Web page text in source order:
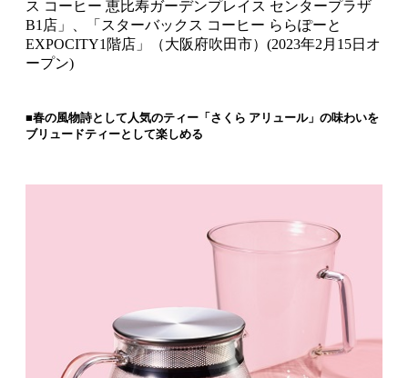
ス コーヒー 恵比寿ガーデンプレイス センタープラザ
B1店」、「スターバックス コーヒー ららぽーと
EXPOCITY1階店」（大阪府吹田市）(2023年2月15日オ
ープン)
■春の風物詩として人気のティー「さくら アリュール」の味わいを
ブリュードティーとして楽しめる